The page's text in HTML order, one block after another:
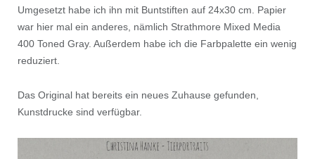
Umgesetzt habe ich ihn mit Buntstiften auf 24x30 cm. Papier
war hier mal ein anderes, nämlich Strathmore Mixed Media
400 Toned Gray. Außerdem habe ich die Farbpalette ein wenig
reduziert.
Das Original hat bereits ein neues Zuhause gefunden,
Kunstdrucke sind verfügbar.